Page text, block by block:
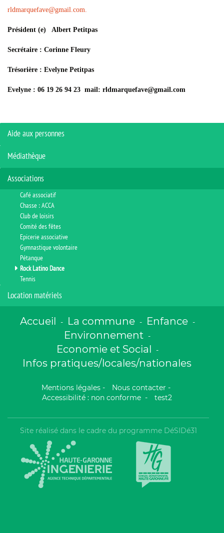
rldmarquefave@gmail.com.
Président (e) Albert Petitpas
Secrétaire : Corinne Fleury
Trésorière : Evelyne Petitpas
Evelyne : 06 19 26 94 23 mail: rldmarquefave@gmail.com
Aide aux personnes
Médiathèque
Associations
Café associatif
Chasse : ACCA
Club de loisirs
Comité des fêtes
Epicerie associative
Gymnastique volontaire
Pétanque
Rock Latino Dance
Tennis
Location matériels
Accueil - La commune - Enfance -
Environnement -
Economie et Social -
Infos pratiques/locales/nationales
Mentions légales - Nous contacter -
Accessibilité : non conforme - test2
Site réalisé dans le cadre du programme DéSIDé31